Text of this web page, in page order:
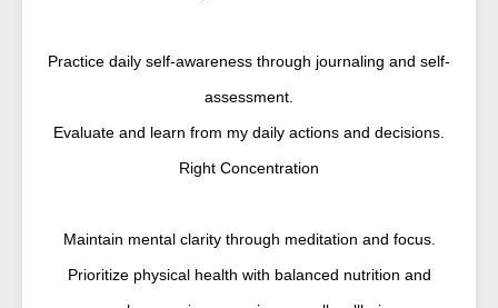
Practice daily self-awareness through journaling and self-
assessment.
Evaluate and learn from my daily actions and decisions.
Right Concentration
Maintain mental clarity through meditation and focus.
Prioritize physical health with balanced nutrition and